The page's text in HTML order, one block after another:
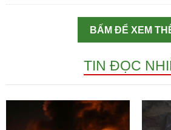
BẤM ĐỂ XEM
TIN ĐỌC